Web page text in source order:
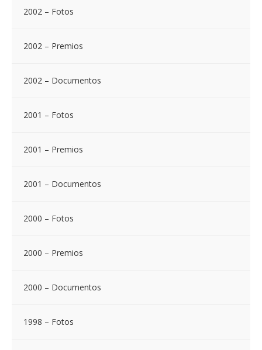
2002 – Fotos
2002 – Premios
2002 – Documentos
2001 – Fotos
2001 – Premios
2001 – Documentos
2000 – Fotos
2000 – Premios
2000 – Documentos
1998 – Fotos